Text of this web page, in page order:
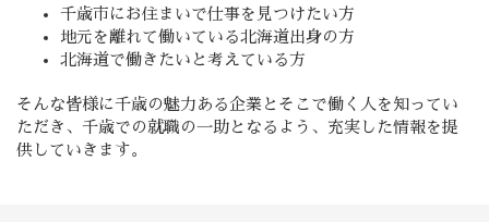
千歳市にお住まいで仕事を見つけたい方
地元を離れて働いている北海道出身の方
北海道で働きたいと考えている方
そんな皆様に千歳の魅力ある企業とそこで働く人を知ってい
ただき、千歳での就職の一助となるよう、充実した情報を提
供していきます。